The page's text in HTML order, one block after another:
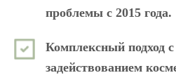
проблемы с 2015 года.
Комплексный подход с
задействованием